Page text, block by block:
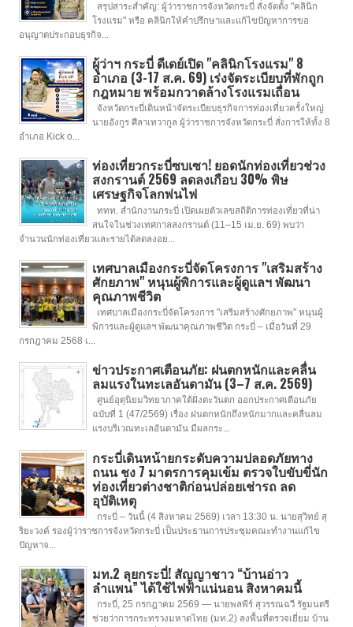
สรุปสาระสำคัญ: ผู้ว่าราชการจังหวัดกระบี่ สั่งจัดตั้ง "คลินิก
โรงแรม" หรือ คลินิกให้คำปรึกษาและแก้ไขปัญหาการขอ
อนุญาตประกอบธุรกิจ...
ผู้ว่าฯ กระบี่ ดีเดย์เปิด "คลินิกโรงแรม" 8
อำเภอ (3-17 ส.ค. 69) เร่งจัดระเบียบที่พักถูก
กฎหมาย พร้อมกวาดล้างโรงแรมเถื่อน
จังหวัดกระบี่เดินหน้าจัดระเบียบธุรกิจการท่องเที่ยวครั้งใหญ่
นายอังกูร ศีลาเทวากูล ผู้ว่าราชการจังหวัดกระบี่ สั่งการให้ทั้ง 8
อำเภอ Kick o...
ท่องเที่ยวกระบี่ซบเซา! ยอดนักท่องเที่ยวช่วง
สงกรานต์ 2569 ลดลงเกือบ 30% พิษ
เศรษฐกิจโลกพ่นไฟ
ททท. สำนักงานกระบี่ เปิดเผยตัวเลขสถิติการท่องเที่ยวที่น่า
สนใจในช่วงเทศกาลสงกรานต์ (11–15 เม.ย. 69) พบว่า
จำนวนนักท่องเที่ยวและรายได้ลดลงอย...
เทศบาลเมืองกระบี่จัดโครงการ "เสริมสร้าง
ศักยภาพ" หนุนผู้พิการและผู้ดูแลฯ พัฒนา
คุณภาพชีวิต
เทศบาลเมืองกระบี่จัดโครงการ "เสริมสร้างศักยภาพ" หนุนผู้
พิการและผู้ดูแลฯ พัฒนาคุณภาพชีวิต กระบี่ – เมื่อวันที่ 29
กรกฎาคม 2568 เ...
ข่าวประกาศเตือนภัย: ฝนตกหนักและคลื่น
ลมแรงในทะเลอันดามัน (3–7 ส.ค. 2569)
ศูนย์อุตุนิยมวิทยาภาคใต้ฝั่งตะวันตก ออกประกาศเตือนภัย
ฉบับที่ 1 (47/2569) เรื่อง ฝนตกหนักถึงหนักมากและคลื่นลม
แรงบริเวณทะเลอันดามัน มีผลกระ...
กระบี่เดินหน้ายกระดับความปลอดภัยทาง
ถนน ชง 7 มาตรการคุมเข้ม ตรวจใบขับขี่นัก
ท่องเที่ยวต่างชาติก่อนปล่อยเช่ารถ ลด
อุบัติเหตุ
กระบี่ – วันนี้ (4 สิงหาคม 2569) เวลา 13:30 น. นายสุวิทย์ สุ
ริยะวงค์ รองผู้ว่าราชการจังหวัดกระบี่ เป็นประธานการประชุมคณะทำงานแก้ไข
ปัญหาจ...
มท.2 ลุยกระบี่! สัญญาชาว “บ้านอ่าว
ลำแพน” ได้ใช้ไฟฟ้าแน่นอน สิงหาคมนี้
กระบี่, 25 กรกฎาคม 2569 — นายพลพีร์ สุวรรณฉวี รัฐมนตรี
ช่วยว่าการกระทรวงมหาดไทย (มท.2) ลงพื้นที่ตรวจเยี่ยม บ้าน